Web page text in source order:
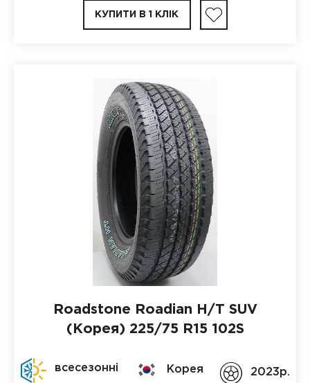
КУПИТИ В 1 КЛІК
Roadstone Roadian H/T SUV
(Корея) 225/75 R15 102S
всесезонні Корея 2023p.